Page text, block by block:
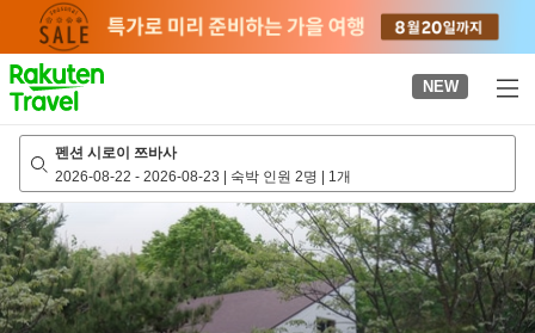
page
NEW
펜션 시로이 쯔바사
2026-08-22 - 2026-08-23 | 숙박 인원 2명 | 1개